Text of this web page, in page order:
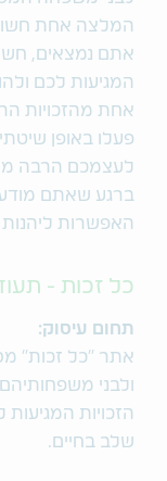
המלצה אחת
אתם נמצאים,
המגיעות לכם
אחת מהזכויות
פעלו באופן
לעצמכם הרבה
ברגע שאתם
האפשרות
כל זכות -
תחום עיסוק:
אתר "כל זכות"
ולבני
הזכויות
שלב בחיים.